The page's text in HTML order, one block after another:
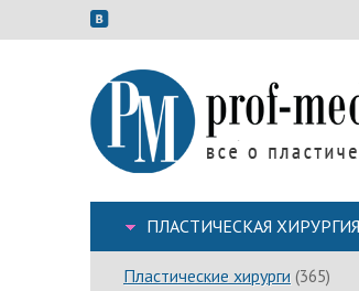
ПЛАСТИЧЕСКАЯ ХИРУРГИЯ
Пластические хирурги (365)